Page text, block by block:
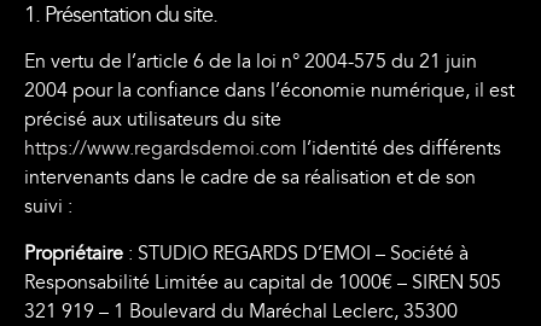
1. Présentation du site.
En vertu de l’article 6 de la loi n° 2004-575 du 21 juin
2004 pour la confiance dans l’économie numérique, il est
précisé aux utilisateurs du site
https://www.regardsdemoi.com l’identité des différents
intervenants dans le cadre de sa réalisation et de son
suivi :
Propriétaire : STUDIO REGARDS D’EMOI – Société à
Responsabilité Limitée au capital de 1000€ – SIREN 505
321 919 – 1 Boulevard du Maréchal Leclerc, 35300